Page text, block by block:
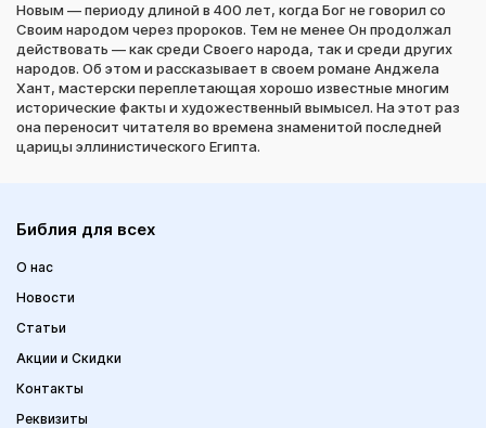
Новым — периоду длиной в 400 лет, когда Бог не говорил со
Своим народом через пророков. Тем не менее Он продолжал
действовать — как среди Своего народа, так и среди других
народов. Об этом и рассказывает в своем романе Анджела
Хант, мастерски переплетающая хорошо известные многим
исторические факты и художественный вымысел. На этот раз
она переносит читателя во времена знаменитой последней
царицы эллинистического Египта.
Библия для всех
О нас
Новости
Статьи
Акции и Скидки
Контакты
Реквизиты